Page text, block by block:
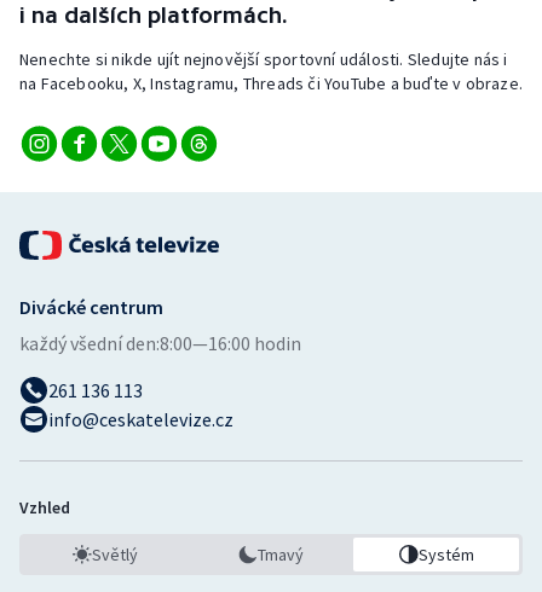
i na dalších platformách.
Nenechte si nikde ujít nejnovější sportovní události. Sledujte nás i
na Facebooku, X, Instagramu, Threads či YouTube a buďte v obraze.
Divácké centrum
každý všední den:8:00—16:00 hodin
261 136 113
info@ceskatelevize.cz
Vzhled
Světlý Tmavý Systém